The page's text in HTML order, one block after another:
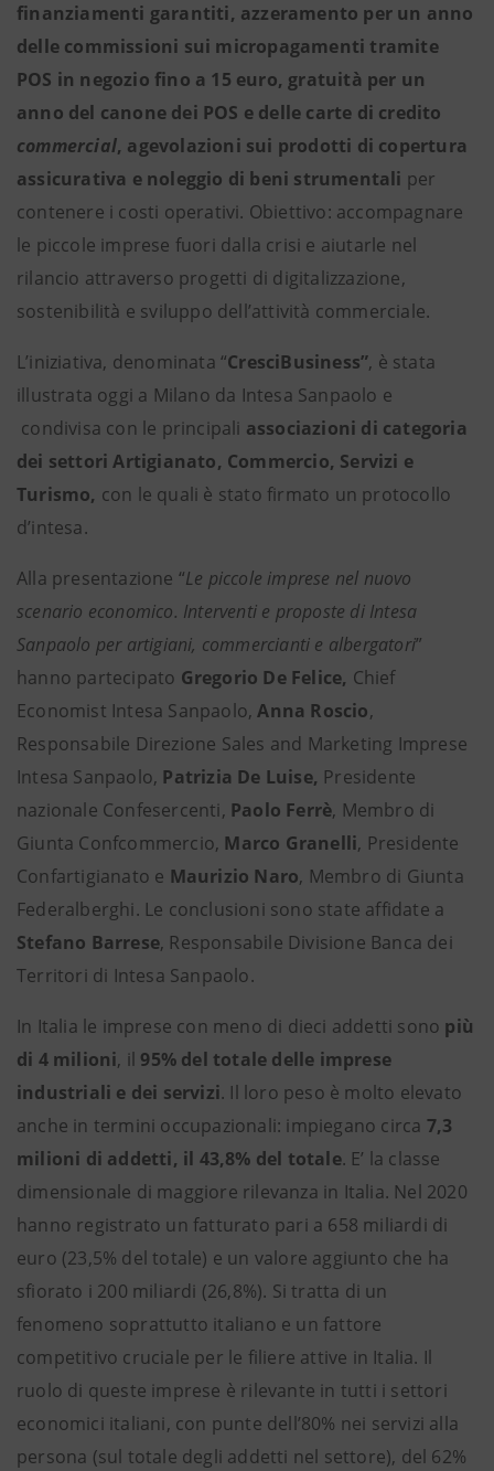
finanziamenti garantiti, azzeramento per un anno
delle commissioni sui micropagamenti tramite
POS in negozio fino a 15 euro, gratuità per un
anno del canone dei POS e delle carte di credito
commercial, agevolazioni sui prodotti di copertura
assicurativa e noleggio di beni strumentali per
contenere i costi operativi. Obiettivo: accompagnare
le piccole imprese fuori dalla crisi e aiutarle nel
rilancio attraverso progetti di digitalizzazione,
sostenibilità e sviluppo dell’attività commerciale.
L’iniziativa, denominata “CresciBusiness”, è stata
illustrata oggi a Milano da Intesa Sanpaolo e
condivisa con le principali associazioni di categoria
dei settori Artigianato, Commercio, Servizi e
Turismo, con le quali è stato firmato un protocollo
d’intesa.
Alla presentazione “Le piccole imprese nel nuovo
scenario economico. Interventi e proposte di Intesa
Sanpaolo per artigiani, commercianti e albergatori”
hanno partecipato Gregorio De Felice, Chief
Economist Intesa Sanpaolo,Anna Roscio,
Responsabile Direzione Sales and Marketing Imprese
Intesa Sanpaolo, Patrizia De Luise, Presidente
nazionale Confesercenti, Paolo Ferrè, Membro di
Giunta Confcommercio, Marco Granelli, Presidente
Confartigianato e Maurizio Naro, Membro di Giunta
Federalberghi. Le conclusioni sono state affidate a
Stefano Barrese, Responsabile Divisione Banca dei
Territori di Intesa Sanpaolo.
In Italia le imprese con meno di dieci addetti sono più
di 4 milioni, il 95% del totale delle imprese
industriali e dei servizi. Il loro peso è molto elevato
anche in termini occupazionali: impiegano circa 7,3
milioni di addetti, il 43,8% del totale. E’ la classe
dimensionale di maggiore rilevanza in Italia. Nel 2020
hanno registrato un fatturato pari a 658 miliardi di
euro (23,5% del totale) e un valore aggiunto che ha
sfiorato i 200 miliardi (26,8%). Si tratta di un
fenomeno soprattutto italiano e un fattore
competitivo cruciale per le filiere attive in Italia. Il
ruolo di queste imprese è rilevante in tutti i settori
economici italiani, con punte dell’80% nei servizi alla
persona (sul totale degli addetti nel settore), del 62%